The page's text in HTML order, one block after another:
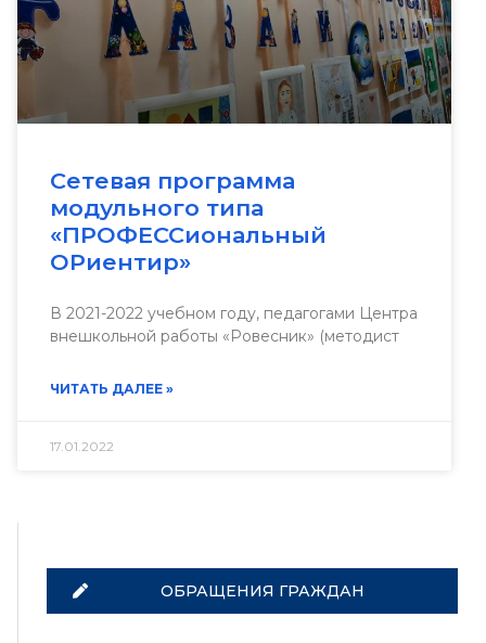
Сетевая программа
модульного типа
«ПРОФЕССиональный
ОРиентир»
В 2021-2022 учебном году, педагогами Центра
внешкольной работы «Ровесник» (методист
ЧИТАТЬ ДАЛЕЕ »
17.01.2022
ОБРАЩЕНИЯ ГРАЖДАН